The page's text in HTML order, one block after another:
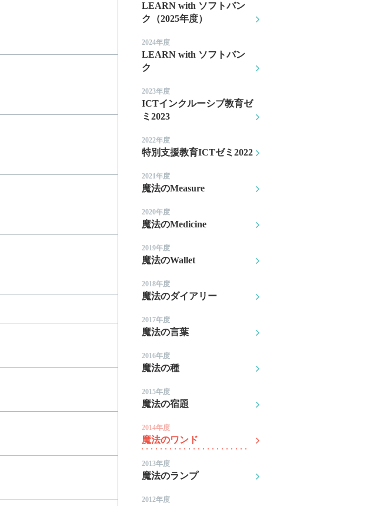
LEARN with ソフトバン
ク（2025年度）
2024年度
LEARN with ソフトバン
ク
2023年度
ICTインクルーシブ教育ゼ
ミ2023
2022年度
特別支援教育ICTゼミ2022
2021年度
魔法のMeasure
2020年度
魔法のMedicine
2019年度
魔法のWallet
2018年度
魔法のダイアリー
2017年度
魔法の言葉
2016年度
魔法の種
2015年度
魔法の宿題
2014年度
魔法のワンド
2013年度
魔法のランプ
2012年度